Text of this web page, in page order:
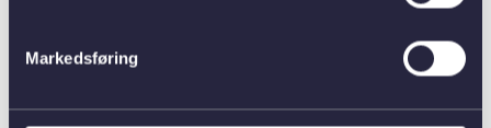
Markedsføring